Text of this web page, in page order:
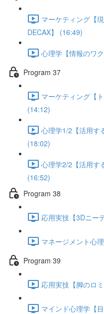
マーケティング【
DECAX】 (16:49)
心理学【情報のワ
Program 37
マーケティング【
(14:12)
心理学1/2【活用す
(18:02)
心理学2/2【活用す
(16:52)
Program 38
応用実技【3Dニー
マネージメント心
Program 39
応用実技【脚のロ
マインド心理学【